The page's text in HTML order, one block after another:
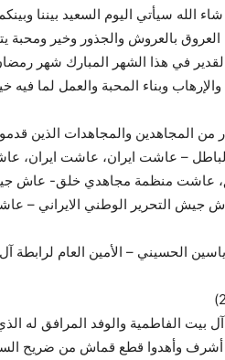
الله سيأتي اليوم السعيد بيننا
العروق بالعروش والجذور وخير ومحبة
في هذا الشهر المبارك شهر
وبناء المحبة والعمل لما فيه
من المجاهدين والمجاهدات الذين
– عاشت ايران، عاشت ايران،
منظمة مجاهدي خلق- عاش جيش
عاش جيش التحرير الوطني الايراني –
الحسيني – الأمين العام لرابطة
آل بيت الفاطمية والوفد المرافق له
أشرف وأهدوا قطع قماش من ضريح